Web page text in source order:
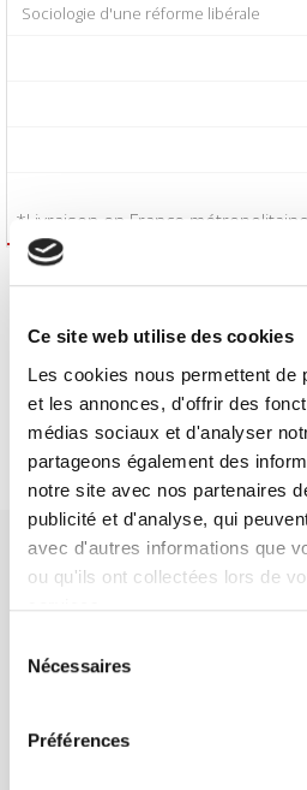
Ce site web utilise des cookies
Les cookies nous permettent de
et les annonces, d'offrir des
médias sociaux et d'analyser
partageons également des
notre site avec nos partenaires
publicité et d'analyse, qui
avec d'autres informations que
ou qu'ils ont collectées lors de
Nécessaires
Préférences
Sociologie d'une réforme libérale
*Livraison en France
J'accepte les
Poursuivre ma sélection
Maison d'édition dédiée aux
Presses de Sciences Po participent